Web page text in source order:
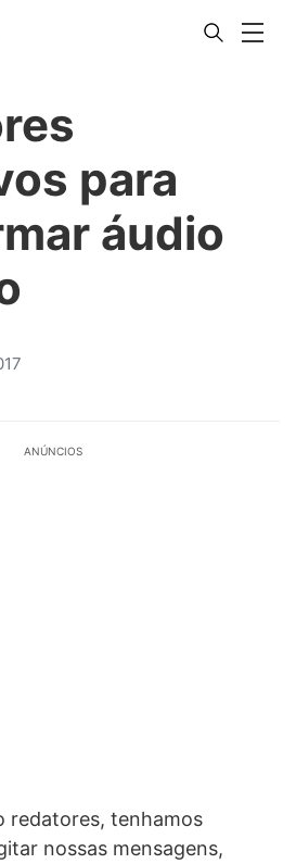
para
áudio
ANÚNCIOS
redatores, tenhamos
nossas mensagens,